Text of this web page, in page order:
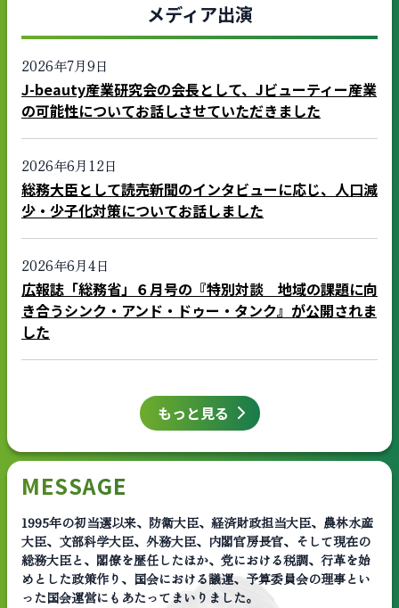
メディア出演
2026年7月9日
J-beauty産業研究会の会長として、Jビューティー産業
の可能性についてお話しさせていただきました
2026年6月12日
総務大臣として読売新聞のインタビューに応じ、人口減
少・少子化対策についてお話しました
2026年6月4日
広報誌「総務省」６月号の『特別対談 地域の課題に向
き合うシンク・アンド・ドゥー・タンク』が公開されま
した
もっと見る
MESSAGE
1995年の初当選以来、防衛大臣、経済財政担当大臣、農林水産
大臣、文部科学大臣、外務大臣、内閣官房長官、そして現在の
総務大臣と、閣僚を歴任したほか、党における税調、行革を始
めとした政策作り、国会における議運、予算委員会の理事とい
った国会運営にもあたってまいりました。